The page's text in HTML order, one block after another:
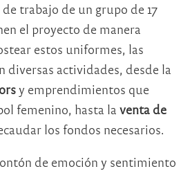
trabajo de un grupo de 17
el proyecto de manera
estos uniformes, las
diversas actividades, desde la
y emprendimientos que
femenino, hasta la venta de
los fondos necesarios.
de emoción y sentimiento